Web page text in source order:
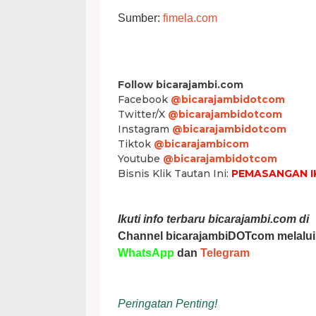
Sumber: fimela.com
Follow bicarajambi.com
Facebook @bicarajambidotcom
Twitter/X @bicarajambidotcom
Instagram @bicarajambidotcom
Tiktok @bicarajambicom
Youtube @bicarajambidotcom
Bisnis Klik Tautan Ini: PEMASANGAN
Ikuti info terbaru bicarajambi.com di
Channel bicarajambiDOTcom melalui
WhatsApp dan Telegram
Peringatan Penting!